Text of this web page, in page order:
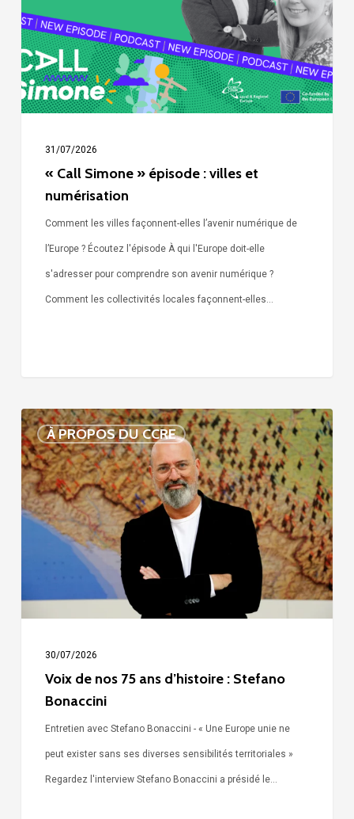
villes
et
numérisation
31/07/2026
« Call Simone » épisode : villes et
numérisation
Comment les villes façonnent-elles l’avenir numérique de
l’Europe ? Écoutez l'épisode À qui l'Europe doit-elle
s'adresser pour comprendre son avenir numérique ?
Comment les collectivités locales façonnent-elles…
À PROPOS DU CCRE
Voix
de
nos
75
ans
d’histoire
Stefano
Bonaccini
30/07/2026
Voix de nos 75 ans d’histoire : Stefano
Bonaccini
Entretien avec Stefano Bonaccini - « Une Europe unie ne
peut exister sans ses diverses sensibilités territoriales »
Regardez l'interview Stefano Bonaccini a présidé le…